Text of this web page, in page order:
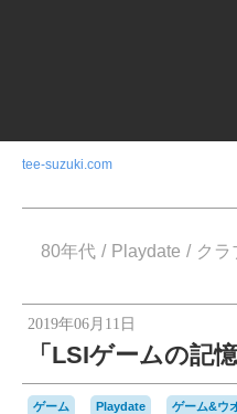
tee-suzuki.com
80年代 Playdate クラ
2019年06月11日
「LSIゲームの記
ゲーム Playdate ゲーム&ウ